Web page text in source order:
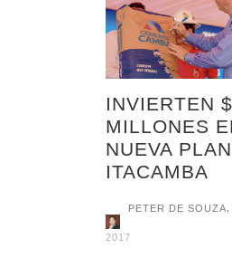
LICITACIONES
RESERVAS
LITIO
CONSULTA PREVIA
SÍSMICA
YPFB:
DISTRITO DE
,
INVIERTEN
MILLONES
NUEVA
ITACAMBA
PETER DE SOUZA
2017